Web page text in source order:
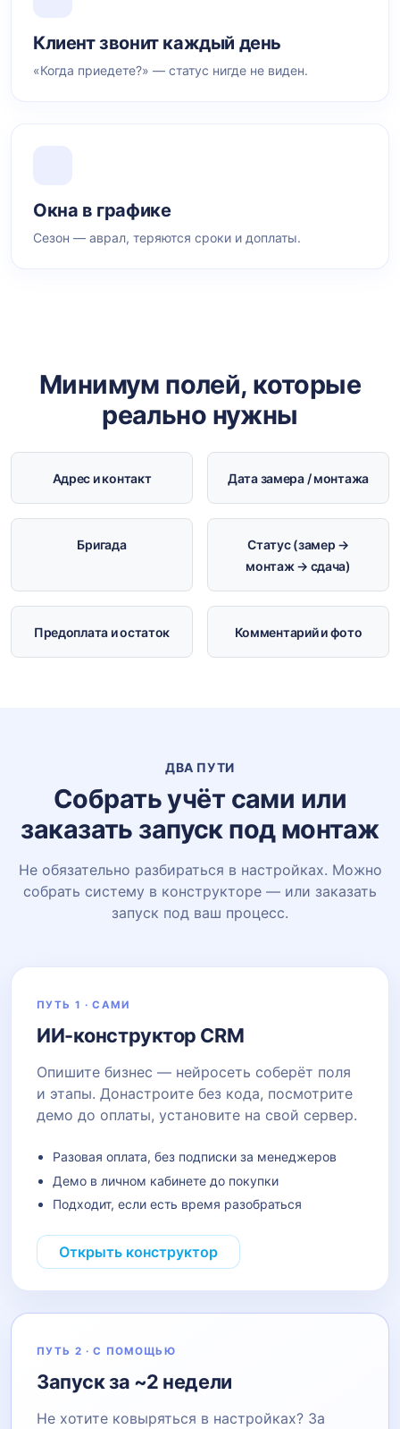
Клиент звонит каждый день
«Когда приедете?» — статус нигде не виден.
Окна в графике
Сезон — аврал, теряются сроки и доплаты.
Минимум полей, которые
реально нужны
Адрес и контакт Дата замера / монтажа
Бригада
Статус (замер →
монтаж → сдача)
Предоплата и остаток Комментарий и фото
ДВА ПУТИ
Собрать учёт сами или
заказать запуск под монтаж
Не обязательно разбираться в настройках. Можно
собрать систему в конструкторе — или заказать
запуск под ваш процесс.
ПУТЬ 1 · САМИ
ИИ-конструктор CRM
Опишите бизнес — нейросеть соберёт поля
и этапы. Донастроите без кода, посмотрите
демо до оплаты, установите на свой сервер.
Разовая оплата, без подписки за менеджеров
Демо в личном кабинете до покупки
Подходит, если есть время разобраться
Открыть конструктор
ПУТЬ 2 · С ПОМОЩЬЮ
Запуск за ~2 недели
Не хотите ковыряться в настройках? За